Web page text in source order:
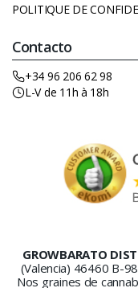
POLITIQUE DE
Contacto
+34 96 206 62 98
L-V de 11h à 18h
GROWBARATO
(Valencia) 46460 B-
Nos graines de